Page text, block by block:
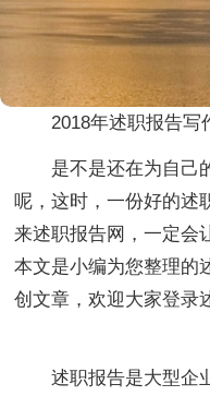
2018年述职报告写
是不是还在为自己
呢，这时，一份好的述
来述职报告网，一定会
本文是小编为您整理的
创文章，欢迎大家登录
述职报告是大型企